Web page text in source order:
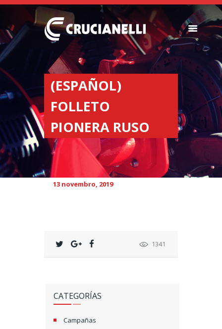
(ESPAÑOL)
FOLLETO
PIONERA RUSO
SEMEADORES
ESPALHADORES DE
FERTILIZANTES
INSTITUCIONAL
CONCESIONARIOS
NOVEDADES
NOSSA EMPRESA
CONTACTO
13 novembro, 2019
1341
CATEGORÍAS
Campañas